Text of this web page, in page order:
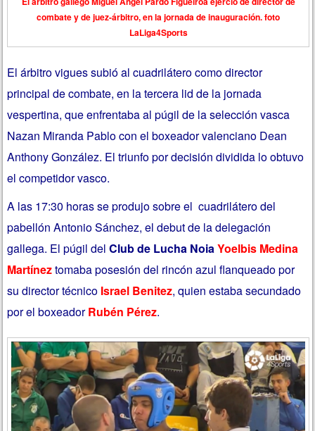
combate y de juez-árbitro, en la jornada de inauguración. foto
LaLiga4Sports
El árbitro vigues subió al cuadrilátero como director
principal de combate, en la tercera lid de la jornada
vespertina, que enfrentaba al púgil de la selección vasca
Nazan Miranda Pablo con el boxeador valenciano Dean
Anthony González. El triunfo por decisión dividida lo obtuvo
el competidor vasco.
A las 17:30 horas se produjo sobre el cuadrilátero del
pabellón Antonio Sánchez, el debut de la delegación
gallega. El púgil delClub de Lucha NoiaYoelbis Medina
Martíneztomaba posesión del rincón azul flanqueado por
su director técnico Israel Benitez, quien estaba secundado
por el boxeadorRubén Pérez.